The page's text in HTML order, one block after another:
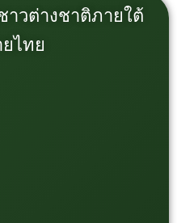
วต่างชาติภายใต้
ไทย